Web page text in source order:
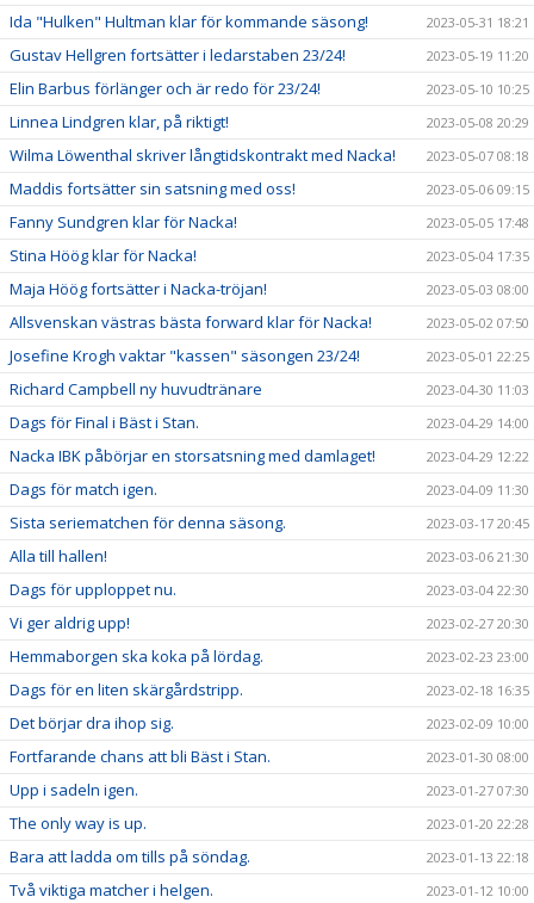
Ida "Hulken" Hultman klar för kommande säsong! 2023-05-31 18:21
Gustav Hellgren fortsätter i ledarstaben 23/24! 2023-05-19 11:20
Elin Barbus förlänger och är redo för 23/24! 2023-05-10 10:25
Linnea Lindgren klar, på riktigt! 2023-05-08 20:29
Wilma Löwenthal skriver långtidskontrakt med Nacka! 2023-05-07 08:18
Maddis fortsätter sin satsning med oss! 2023-05-06 09:15
Fanny Sundgren klar för Nacka! 2023-05-05 17:48
Stina Höög klar för Nacka! 2023-05-04 17:35
Maja Höög fortsätter i Nacka-tröjan! 2023-05-03 08:00
Allsvenskan västras bästa forward klar för Nacka! 2023-05-02 07:50
Josefine Krogh vaktar "kassen" säsongen 23/24! 2023-05-01 22:25
Richard Campbell ny huvudtränare 2023-04-30 11:03
Dags för Final i Bäst i Stan. 2023-04-29 14:00
Nacka IBK påbörjar en storsatsning med damlaget! 2023-04-29 12:22
Dags för match igen. 2023-04-09 11:30
Sista seriematchen för denna säsong. 2023-03-17 20:45
Alla till hallen! 2023-03-06 21:30
Dags för upploppet nu. 2023-03-04 22:30
Vi ger aldrig upp! 2023-02-27 20:30
Hemmaborgen ska koka på lördag. 2023-02-23 23:00
Dags för en liten skärgårdstripp. 2023-02-18 16:35
Det börjar dra ihop sig. 2023-02-09 10:00
Fortfarande chans att bli Bäst i Stan. 2023-01-30 08:00
Upp i sadeln igen. 2023-01-27 07:30
The only way is up. 2023-01-20 22:28
Bara att ladda om tills på söndag. 2023-01-13 22:18
Två viktiga matcher i helgen. 2023-01-12 10:00